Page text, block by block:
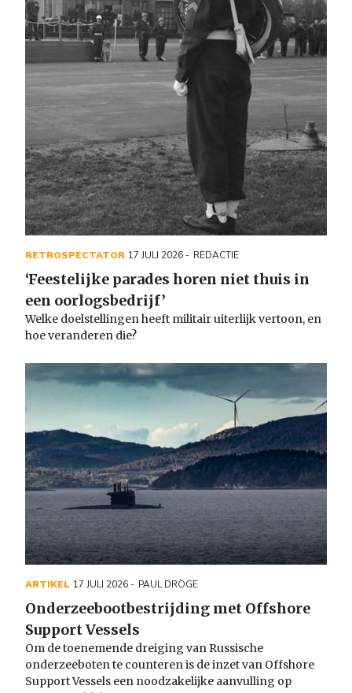
RETROSPECTATOR 17 JULI 2026 REDACTIE
‘Feestelijke parades horen niet thuis in
een oorlogsbedrijf’
Welke doelstellingen heeft militair uiterlijk vertoon, en
hoe veranderen die?
ARTIKEL 17 JULI 2026 PAUL DRÖGE
Onderzeebootbestrijding met Offshore
Support Vessels
Om de toenemende dreiging van Russische
onderzeeboten te counteren is de inzet van Offshore
Support Vessels een noodzakelijke aanvulling op